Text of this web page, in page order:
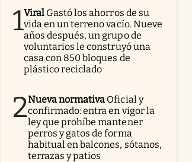
1Viral Gastó los ahorros de su
vida en un terreno vacío. Nueve
años después, un grupo de
voluntarios le construyó una
casa con 850 bloques de
plástico reciclado
2Nueva normativa Oficial y
confirmado: entra en vigor la
ley que prohíbe mantener
perros y gatos de forma
habitual en balcones, sótanos,
terrazas y patios